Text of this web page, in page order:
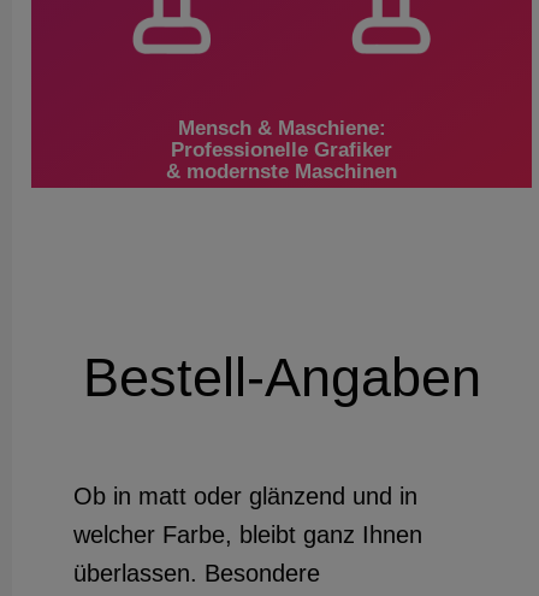
Mensch & Maschiene:
Professionelle Grafiker
& modernste Maschinen
Bestell-Angaben
Ob in matt oder glänzend und in
welcher Farbe, bleibt ganz Ihnen
überlassen. Besondere